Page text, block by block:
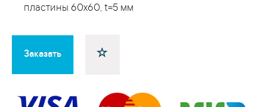
пластины 60х60, t=5 мм
Заказать